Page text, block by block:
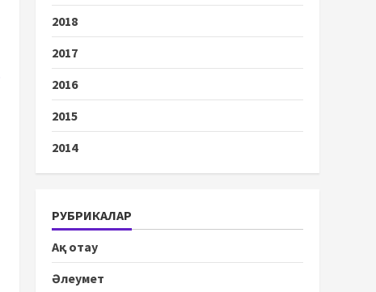
2018
2017
2016
2015
2014
РУБРИКАЛАР
Ақ отау
Әлеумет